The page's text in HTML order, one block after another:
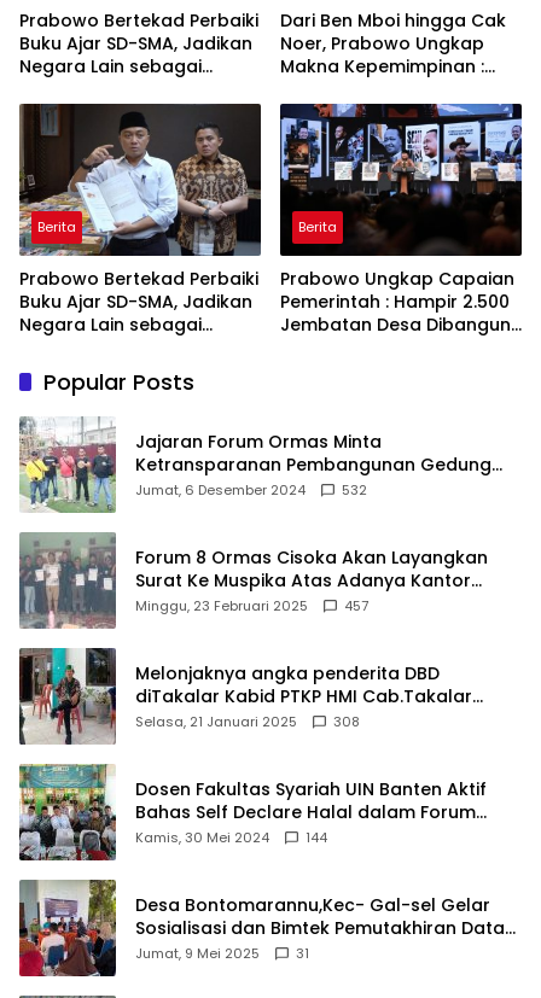
Prabowo Bertekad Perbaiki
Buku Ajar SD-SMA, Jadikan
Negara Lain sebagai
Dari Ben Mboi hingga Cak
Noer, Prabowo Ungkap
Makna Kepemimpinan :
Gunakan Akal Sehat
Berita
Prabowo Bertekad Perbaiki
Buku Ajar SD-SMA, Jadikan
Negara Lain sebagai
Berita
Prabowo Ungkap Capaian
Pemerintah : Hampir 2.500
Jembatan Desa Dibangun,
Popular Posts
Jajaran Forum Ormas Minta
Ketransparanan Pembangunan Gedung
Damkar Di Kecamatan Cisoka
Jumat, 6 Desember 2024 532
Forum 8 Ormas Cisoka Akan Layangkan
Surat Ke Muspika Atas Adanya Kantor
Matel di Cisoka
Minggu, 23 Februari 2025 457
Melonjaknya angka penderita DBD
diTakalar Kabid PTKP HMI Cab.Takalar
angkat bicara
Selasa, 21 Januari 2025 308
Dosen Fakultas Syariah UIN Banten Aktif
Bahas Self Declare Halal dalam Forum
Ijtima Ulama MUI
Kamis, 30 Mei 2024 144
Desa Bontomarannu,Kec- Gal-sel Gelar
Sosialisasi dan Bimtek Pemutakhiran Data
ID
Jumat, 9 Mei 2025 31